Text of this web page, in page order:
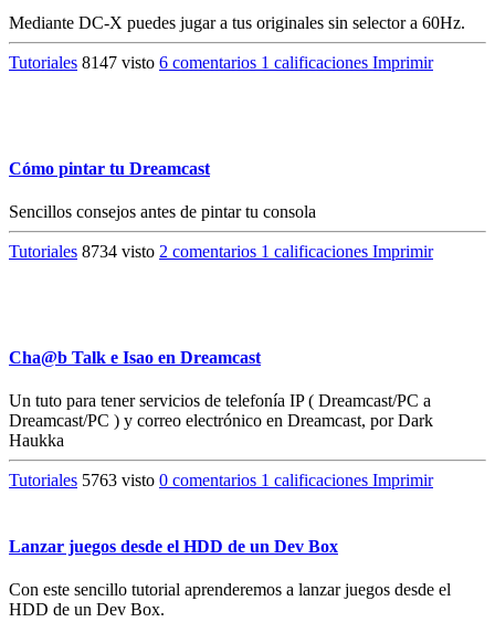
Mediante DC-X puedes jugar a tus originales sin selector a 60Hz.
Tutoriales 8147 visto 6 comentarios 1 calificaciones Imprimir
Cómo pintar tu Dreamcast
Sencillos consejos antes de pintar tu consola
Tutoriales 8734 visto 2 comentarios 1 calificaciones Imprimir
Cha@b Talk e Isao en Dreamcast
Un tuto para tener servicios de telefonía IP ( Dreamcast/PC a
Dreamcast/PC ) y correo electrónico en Dreamcast, por Dark
Haukka
Tutoriales 5763 visto 0 comentarios 1 calificaciones Imprimir
Lanzar juegos desde el HDD de un Dev Box
Con este sencillo tutorial aprenderemos a lanzar juegos desde el
HDD de un Dev Box.